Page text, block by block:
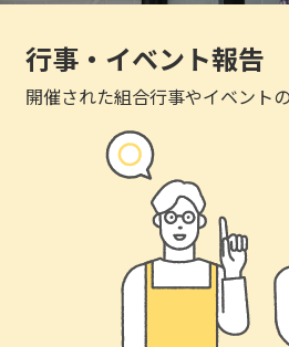
行事・イベント報告
開催された組合行事やイベント